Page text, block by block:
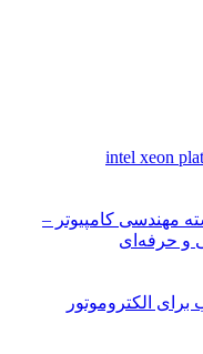
مهندسی کامپیوتر –
و حرفه‌ای
برای الکتروموتور